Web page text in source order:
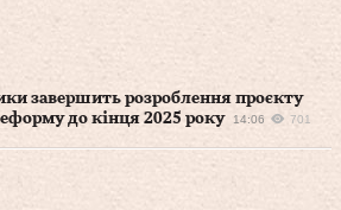
завершить розроблення проєкту
до кінця 2025 року
14:06 701